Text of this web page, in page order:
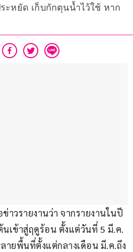
ะหยัด เก็บกักตุนน้ำไว้ใช้ หาก
าวรายงานว่า จากรายงานในปี
นเข้าสู่ฤดูร้อน ตั้งแต่วันที่ 5 มี.ค.
ายพื้นที่ตั้งแต่กลางเดือน มี.ค.ถึง